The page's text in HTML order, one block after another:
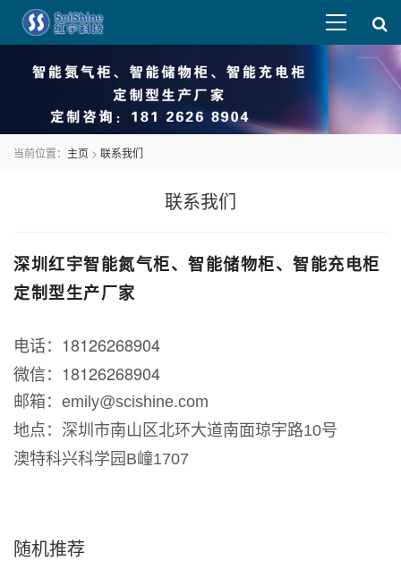
当前位置： 主页 > 联系我们
联系我们
深圳红宇智能氮气柜、智能储物柜、智能充电柜
定制型生产厂家
电话：18126268904
微信：18126268904
邮箱：emily@scishine.com
地点：深圳市南山区北环大道南面琼宇路10号
澳特科兴科学园B㠉1707
随机推荐